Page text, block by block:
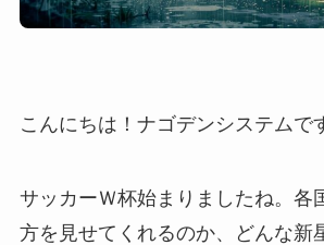
こんにちは！ナゴデンシステムで
サッカーＷ杯始まりましたね。各
方を見せてくれるのか、どんな新